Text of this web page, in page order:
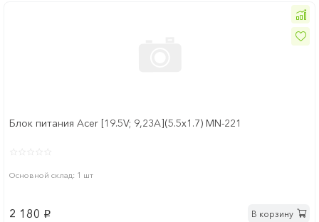
Блок питания Acer [19.5V; 9,23A](5.5x1.7) MN-221
Основной склад: 1 шт
2 180 p В корзину